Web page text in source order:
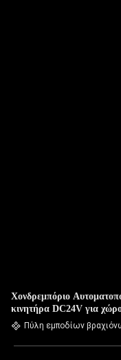
Χονδρεμπόριο
κινητήρα DC24V για
ηλεκτρικής ενέργειας
Πύλη εμποδίων